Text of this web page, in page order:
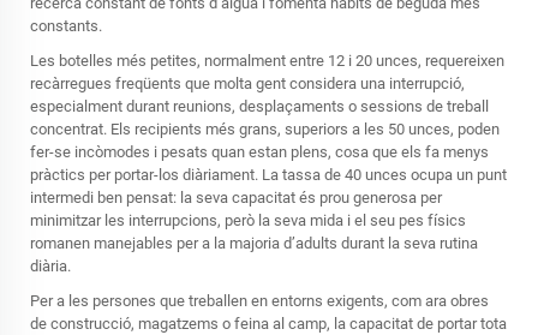
constants.
Les botelles més petites, normalment entre 12 i 20 unces, requereixen
recàrregues freqüents que molta gent considera una interrupció,
especialment durant reunions, desplaçaments o sessions de treball
concentrat. Els recipients més grans, superiors a les 50 unces, poden
fer-se incòmodes i pesats quan estan plens, cosa que els fa menys
pràctics per portar-los diàriament. La tassa de 40 unces ocupa un punt
intermedi ben pensat: la seva capacitat és prou generosa per
minimitzar les interrupcions, però la seva mida i el seu pes físics
romanen manejables per a la majoria d’adults durant la seva rutina
diària.
Per a les persones que treballen en entorns exigents, com ara obres
de construcció, magatzems o feina al camp, la capacitat de portar tota